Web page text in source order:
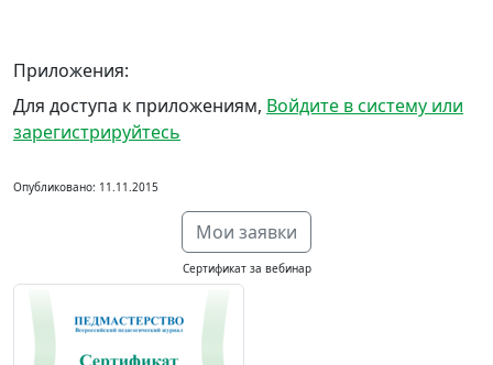
Приложения:
Для доступа к приложениям, Войдите в систему или
зарегистрируйтесь
Опубликовано: 11.11.2015
Мои заявки
Сертификат за вебинар